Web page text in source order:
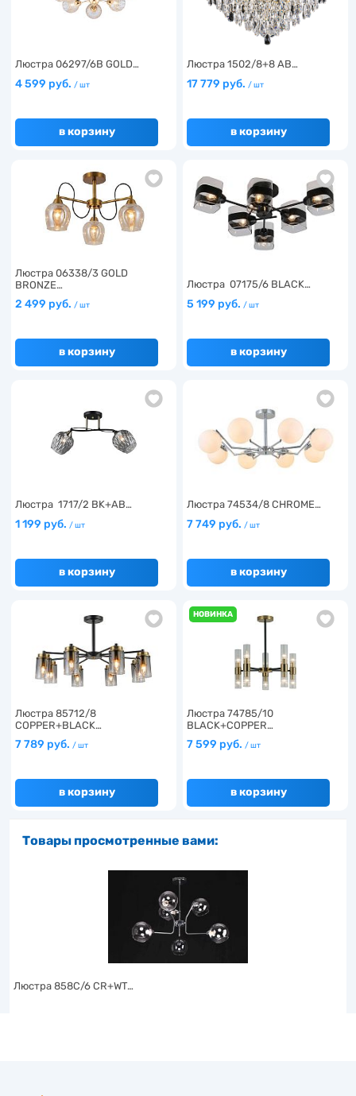
Люстра 06297/6B GOLD…
4 599 руб. / шт
в корзину
Люстра 1502/8+8 AB…
17 779 руб. / шт
в корзину
Люстра 06338/3 GOLD
BRONZE…
2 499 руб. / шт
в корзину
Люстра 07175/6 BLACK…
5 199 руб. / шт
в корзину
Люстра 1717/2 BK+AB…
1 199 руб. / шт
в корзину
Люстра 74534/8 CHROME…
7 749 руб. / шт
в корзину
Люстра 85712/8
COPPER+BLACK…
7 789 руб. / шт
в корзину
НОВИНКА
Люстра 74785/10
BLACK+COPPER…
7 599 руб. / шт
в корзину
Товары просмотренные вами:
Люстра 858C/6 CR+WT…